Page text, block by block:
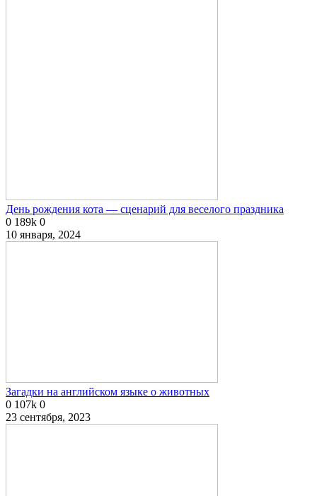
День рождения кота — сценарий для веселого праздника
0 189k 0
10 января, 2024
Загадки на английском языке о животных
0 107k 0
23 сентября, 2023